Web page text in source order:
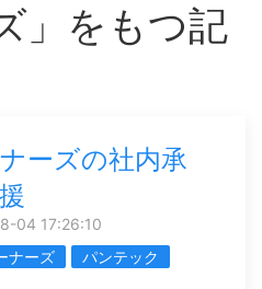
」をもつ記
ーズの社内承
04 17:26:10
ナーズ
パンテック